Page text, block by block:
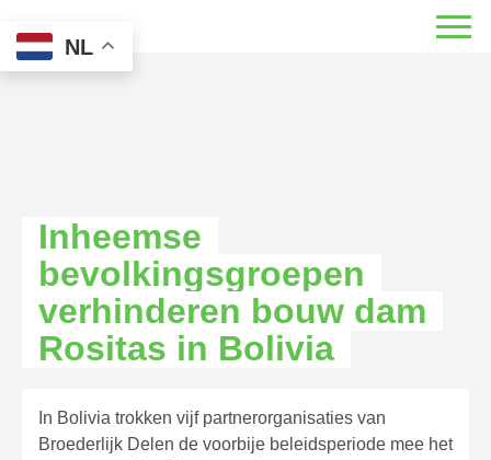
Inheemse
bevolkingsgroepen
verhinderen bouw dam
Rositas in Bolivia
In Bolivia trokken vijf partnerorganisaties van
Broederlijk Delen de voorbije beleidsperiode mee het
NL